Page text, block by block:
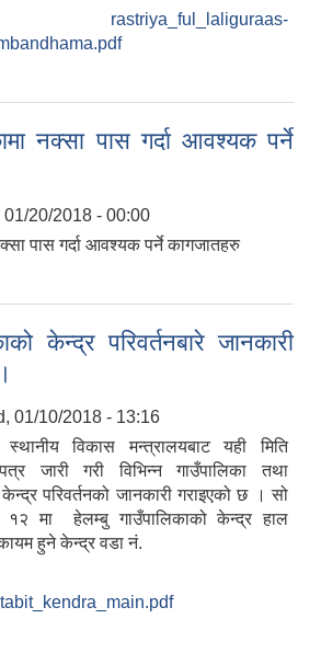
rastriya_ful_laliguraas-
नक्सा पास गर्दा आवश्यक पर्ने
01/20/2018 - 00:00
पास गर्दा आवश्यक पर्ने कागजातहरु
केन्द्र परिवर्तनबारे जानकारी
01/10/2018 - 13:16
विकास मन्त्रालयबाट यही मिति
जारी गरी विभिन्न गाउँपालिका तथा
परिवर्तनको जानकारी गराइएको छ । सो
मा हेलम्बु गाउँपालिकाको केन्द्र हाल
हुने केन्द्र वडा नं.